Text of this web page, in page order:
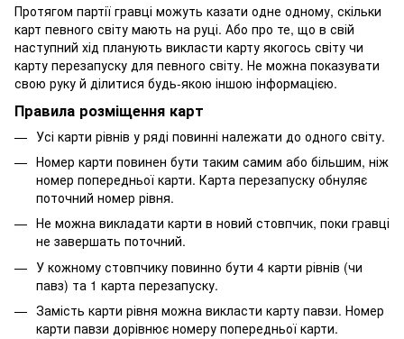
Протягом партії гравці можуть казати одне одному, скільки
карт певного світу мають на руці. Або про те, що в свій
наступний хід планують викласти карту якогось світу чи
карту перезапуску для певного світу. Не можна показувати
свою руку й ділитися будь-якою іншою інформацією.
Правила розміщення карт
Усі карти рівнів у ряді повинні належати до одного світу.
Номер карти повинен бути таким самим або більшим, ніж
номер попередньої карти. Карта перезапуску обнуляє
поточний номер рівня.
Не можна викладати карти в новий стовпчик, поки гравці
не завершать поточний.
У кожному стовпчику повинно бути 4 карти рівнів (чи
павз) та 1 карта перезапуску.
Замість карти рівня можна викласти карту павзи. Номер
карти павзи дорівнює номеру попередньої карти.